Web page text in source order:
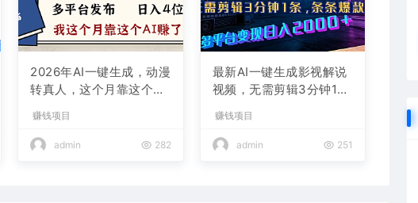
2026年AI一键生成，动漫
转真人，这个月靠这个AI
赚钱项目
admin 282
最新AI一键生成影视解说
视频，无需剪辑3分钟1
现日入2000+
赚钱项目
admin 251